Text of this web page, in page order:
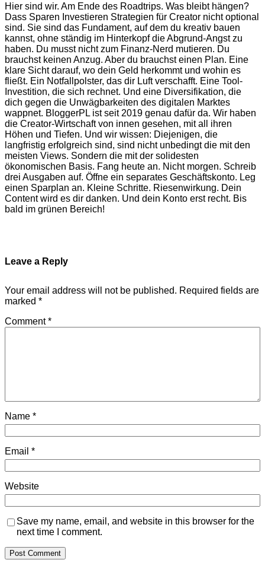
Hier sind wir. Am Ende des Roadtrips. Was bleibt hängen?
Dass Sparen Investieren Strategien für Creator nicht optional
sind. Sie sind das Fundament, auf dem du kreativ bauen
kannst, ohne ständig im Hinterkopf die Abgrund-Angst zu
haben. Du musst nicht zum Finanz-Nerd mutieren. Du
brauchst keinen Anzug. Aber du brauchst einen Plan. Eine
klare Sicht darauf, wo dein Geld herkommt und wohin es
fließt. Ein Notfallpolster, das dir Luft verschafft. Eine Tool-
Investition, die sich rechnet. Und eine Diversifikation, die
dich gegen die Unwägbarkeiten des digitalen Marktes
wappnet. BloggerPL ist seit 2019 genau dafür da. Wir haben
die Creator-Wirtschaft von innen gesehen, mit all ihren
Höhen und Tiefen. Und wir wissen: Diejenigen, die
langfristig erfolgreich sind, sind nicht unbedingt die mit den
meisten Views. Sondern die mit der solidesten
ökonomischen Basis. Fang heute an. Nicht morgen. Schreib
drei Ausgaben auf. Öffne ein separates Geschäftskonto. Leg
einen Sparplan an. Kleine Schritte. Riesenwirkung. Dein
Content wird es dir danken. Und dein Konto erst recht. Bis
bald im grünen Bereich!
Leave a Reply
Your email address will not be published. Required fields are
marked *
Comment*
Name *
Email *
Website
Save my name, email, and website in this browser for the
next time I comment.